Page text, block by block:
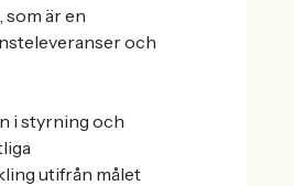
är en
och
i styrning och
utifrån målet